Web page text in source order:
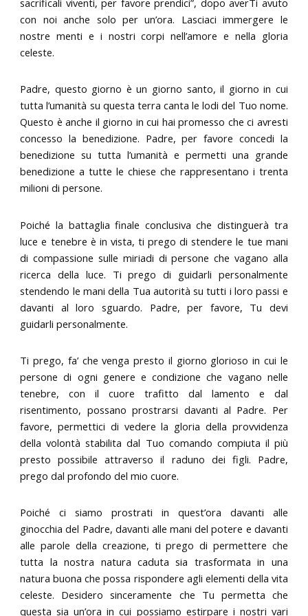
con noi anche solo per un’ora. Lasciaci immergere le
nostre menti e i nostri corpi nell’amore e nella gloria
celeste.
Padre, questo giorno è un giorno santo, il giorno in cui
tutta l’umanità su questa terra canta le lodi del Tuo nome.
Questo è anche il giorno in cui hai promesso che ci avresti
concesso la benedizione. Padre, per favore concedi la
benedizione su tutta l’umanità e permetti una grande
benedizione a tutte le chiese che rappresentano i trenta
milioni di persone.
Poiché la battaglia finale conclusiva che distinguerà tra
luce e tenebre è in vista, ti prego di stendere le tue mani
di compassione sulle miriadi di persone che vagano alla
ricerca della luce. Ti prego di guidarli personalmente
stendendo le mani della Tua autorità su tutti i loro passi e
davanti al loro sguardo. Padre, per favore, Tu devi
guidarli personalmente.
Ti prego, fa’ che venga presto il giorno glorioso in cui le
persone di ogni genere e condizione che vagano nelle
tenebre, con il cuore trafitto dal lamento e dal
risentimento, possano prostrarsi davanti al Padre. Per
favore, permettici di vedere la gloria della provvidenza
della volontà stabilita dal Tuo comando compiuta il più
presto possibile attraverso il raduno dei figli. Padre,
prego dal profondo del mio cuore.
Poiché ci siamo prostrati in quest’ora davanti alle
ginocchia del Padre, davanti alle mani del potere e davanti
alle parole della creazione, ti prego di permettere che
tutta la nostra natura caduta sia trasformata in una
natura buona che possa rispondere agli elementi della vita
celeste. Desidero sinceramente che Tu permetta che
questa sia un’ora in cui possiamo estirpare i nostri vari